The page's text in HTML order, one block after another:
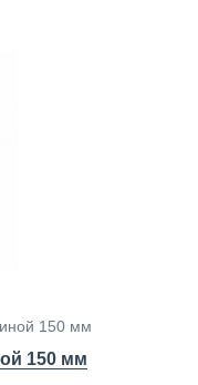
150 мм
150 мм